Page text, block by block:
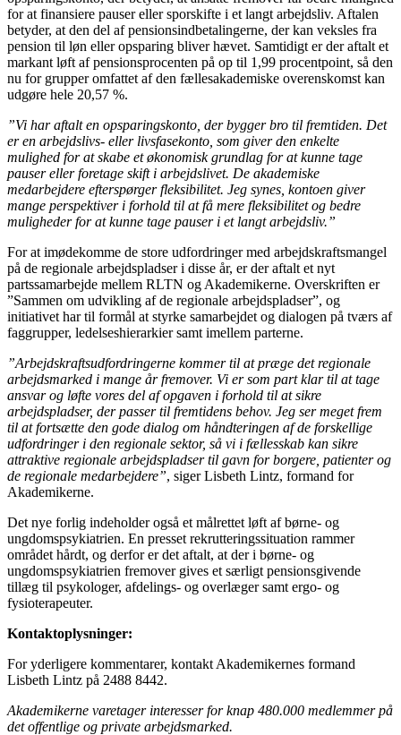
for at finansiere pauser eller sporskifte i et langt arbejdsliv. Aftalen
betyder, at den del af pensionsindbetalingerne, der kan veksles fra
pension til løn eller opsparing bliver hævet. Samtidigt er der aftalt et
markant løft af pensionsprocenten på op til 1,99 procentpoint, så den
nu for grupper omfattet af den fællesakademiske overenskomst kan
udgøre hele 20,57 %.
”Vi har aftalt en opsparingskonto, der bygger bro til fremtiden. Det
er en arbejdslivs- eller livsfasekonto, som giver den enkelte
mulighed for at skabe et økonomisk grundlag for at kunne tage
pauser eller foretage skift i arbejdslivet. De akademiske
medarbejdere efterspørger fleksibilitet. Jeg synes, kontoen giver
mange perspektiver i forhold til at få mere fleksibilitet og bedre
muligheder for at kunne tage pauser i et langt arbejdsliv.”
For at imødekomme de store udfordringer med arbejdskraftsmangel
på de regionale arbejdspladser i disse år, er der aftalt et nyt
partssamarbejde mellem RLTN og Akademikerne. Overskriften er
”Sammen om udvikling af de regionale arbejdspladser”, og
initiativet har til formål at styrke samarbejdet og dialogen på tværs af
faggrupper, ledelseshierarkier samt imellem parterne.
”Arbejdskraftsudfordringerne kommer til at præge det regionale
arbejdsmarked i mange år fremover. Vi er som part klar til at tage
ansvar og løfte vores del af opgaven i forhold til at sikre
arbejdspladser, der passer til fremtidens behov. Jeg ser meget frem
til at fortsætte den gode dialog om håndteringen af de forskellige
udfordringer i den regionale sektor, så vi i fællesskab kan sikre
attraktive regionale arbejdspladser til gavn for borgere, patienter og
de regionale medarbejdere”, siger Lisbeth Lintz, formand for
Akademikerne.
Det nye forlig indeholder også et målrettet løft af børne- og
ungdomspsykiatrien. En presset rekrutteringssituation rammer
området hårdt, og derfor er det aftalt, at der i børne- og
ungdomspsykiatrien fremover gives et særligt pensionsgivende
tillæg til psykologer, afdelings- og overlæger samt ergo- og
fysioterapeuter.
Kontaktoplysninger:
For yderligere kommentarer, kontakt Akademikernes formand
Lisbeth Lintz på 2488 8442.
Akademikerne varetager interesser for knap 480.000 medlemmer på
det offentlige og private arbejdsmarked.